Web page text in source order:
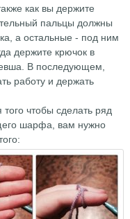
как вы держите
пальцы должны
а остальные - под ним
держите крючок в
В последующем,
работу и держать
чтобы сделать ряд
шарфа, вам нужно